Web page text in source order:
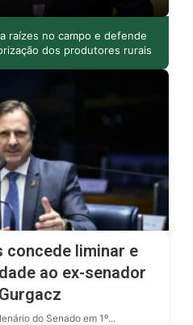
raízes no campo e defende
dos produtores rurais
concede liminar e
ao ex-senador
do Senado em 1º...